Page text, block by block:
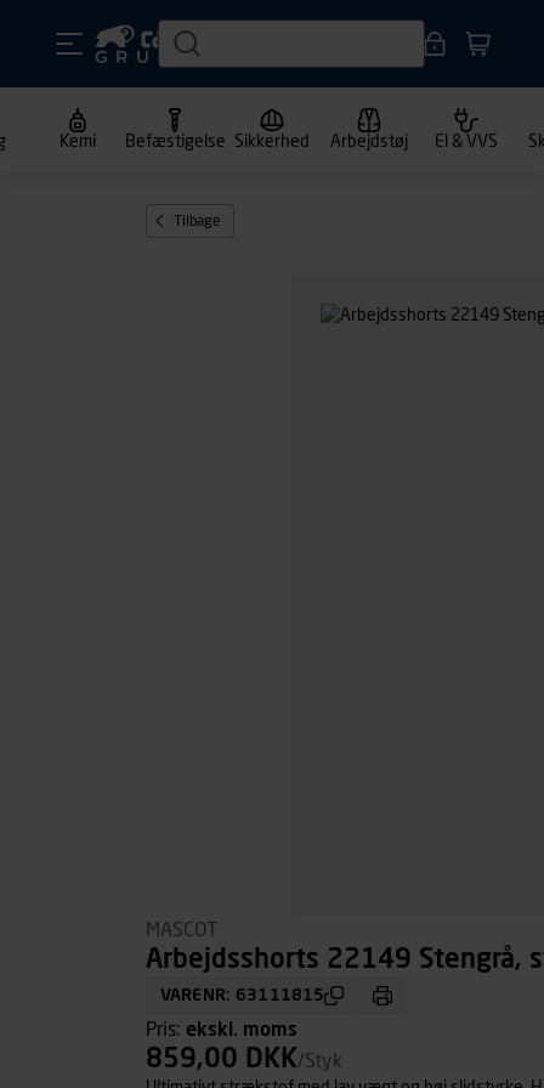
Kemi Befæstigelse Sikkerhed Arbejdstøj El & VVS
Tilbage
MASCOT
Arbejdsshorts 22149 Stengrå,
VARENR: 63111815
Pris: ekskl. moms
859,00 DKK/Styk